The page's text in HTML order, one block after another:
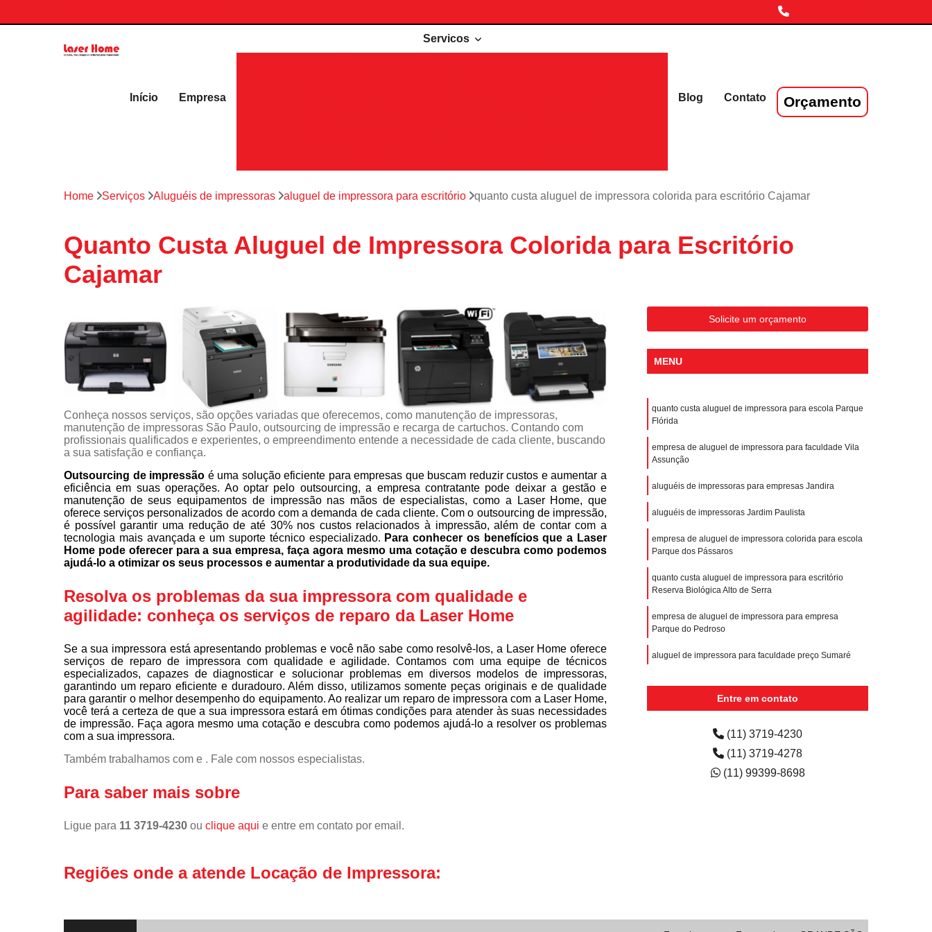
Início Empresa
Servicos
Blog Contato Orçamento
Home Serviços Aluguéis de impressoras aluguel de impressora para escritório quanto custa aluguel de impressora colorida para escritório Cajamar
Quanto Custa Aluguel de Impressora Colorida para Escritório
Cajamar
Conheça nossos serviços, são opções variadas que oferecemos, como manutenção de impressoras,
manutenção de impressoras São Paulo, outsourcing de impressão e recarga de cartuchos. Contando com
profissionais qualificados e experientes, o empreendimento entende a necessidade de cada cliente, buscando
a sua satisfação e confiança.
Outsourcing de impressão é uma solução eficiente para empresas que buscam reduzir custos e aumentar a
eficiência em suas operações. Ao optar pelo outsourcing, a empresa contratante pode deixar a gestão e
manutenção de seus equipamentos de impressão nas mãos de especialistas, como a Laser Home, que
oferece serviços personalizados de acordo com a demanda de cada cliente. Com o outsourcing de impressão,
é possível garantir uma redução de até 30% nos custos relacionados à impressão, além de contar com a
tecnologia mais avançada e um suporte técnico especializado. Para conhecer os benefícios que a Laser
Home pode oferecer para a sua empresa, faça agora mesmo uma cotação e descubra como podemos
ajudá-lo a otimizar os seus processos e aumentar a produtividade da sua equipe.
Resolva os problemas da sua impressora com qualidade e
agilidade: conheça os serviços de reparo da Laser Home
Se a sua impressora está apresentando problemas e você não sabe como resolvê-los, a Laser Home oferece
serviços de reparo de impressora com qualidade e agilidade. Contamos com uma equipe de técnicos
especializados, capazes de diagnosticar e solucionar problemas em diversos modelos de impressoras,
garantindo um reparo eficiente e duradouro. Além disso, utilizamos somente peças originais e de qualidade
para garantir o melhor desempenho do equipamento. Ao realizar um reparo de impressora com a Laser Home,
você terá a certeza de que a sua impressora estará em ótimas condições para atender às suas necessidades
de impressão. Faça agora mesmo uma cotação e descubra como podemos ajudá-lo a resolver os problemas
com a sua impressora.
Também trabalhamos com e . Fale com nossos especialistas.
Para saber mais sobre
Ligue para 11 3719-4230 ou clique aqui e entre em contato por email.
Solicite um orçamento
MENU
quanto custa aluguel de impressora para escola Parque
Flórida
empresa de aluguel de impressora para faculdade Vila
Assunção
aluguéis de impressoras para empresas Jandira
aluguéis de impressoras Jardim Paulista
empresa de aluguel de impressora colorida para escola
Parque dos Pássaros
quanto custa aluguel de impressora para escritório
Reserva Biológica Alto de Serra
empresa de aluguel de impressora para empresa
Parque do Pedroso
aluguel de impressora para faculdade preço Sumaré
Entre em contato
(11) 3719-4230
(11) 3719-4278
(11) 99399-8698
Regiões onde a atende Locação de Impressora: